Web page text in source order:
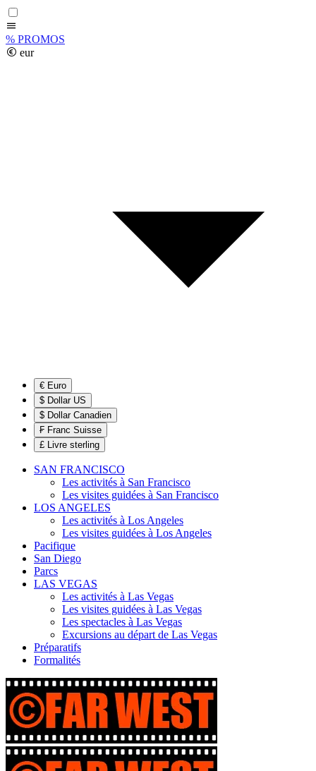
% PROMOS
eur
€ Euro
$ Dollar US
$ Dollar Canadien
₣ Franc Suisse
£ Livre sterling
SAN FRANCISCO
Les activités à San Francisco
Les visites guidées à San Francisco
LOS ANGELES
Les activités à Los Angeles
Les visites guidées à Los Angeles
Pacifique
San Diego
Parcs
LAS VEGAS
Les activités à Las Vegas
Les visites guidées à Las Vegas
Les spectacles à Las Vegas
Excursions au départ de Las Vegas
Préparatifs
Formalités